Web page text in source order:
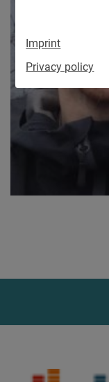
Imprint
Privacy policy